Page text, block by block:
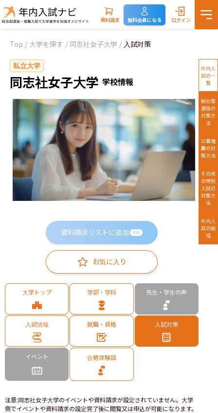
資料請求 無料会員になる ログイン
Top / 大学を探す / 同志社女子大学 / 入試対策
私立大学
同志社女子大学 学校情報
資料請求リストに追加 無料
お気に入り
大学トップ 学部・学科 先生・学生の声
入試情報 就職・資格 入試対策
イベント 合格体験談
注意:同志社女子大学のイベントや資料請求が設定されていません。大学
側でイベントや資料請求の設定完了後に閲覧又は申込が可能になります。
年内入
試の一
覧
総合型
選抜の
対策方
法
公募推
薦の対
策方法
その他
の特別
入試の
対策方
法
年内入
試の総
括